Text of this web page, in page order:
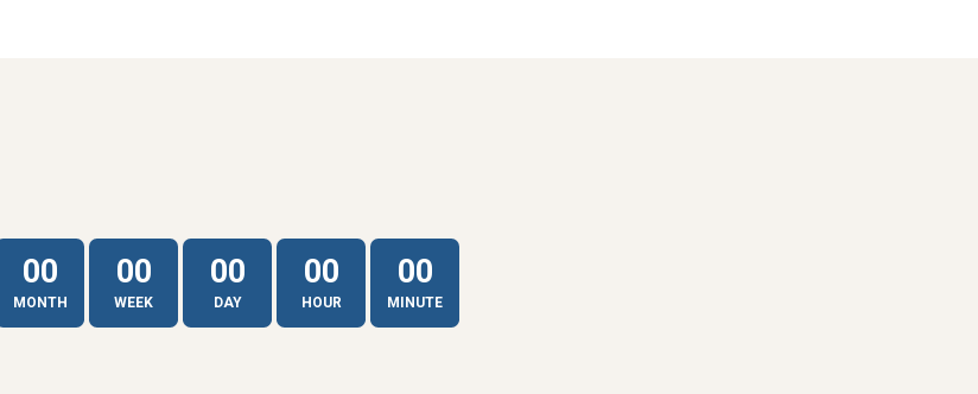
00
MONTH
00
WEEK
00
DAY
00
HOUR
00
MINUTE